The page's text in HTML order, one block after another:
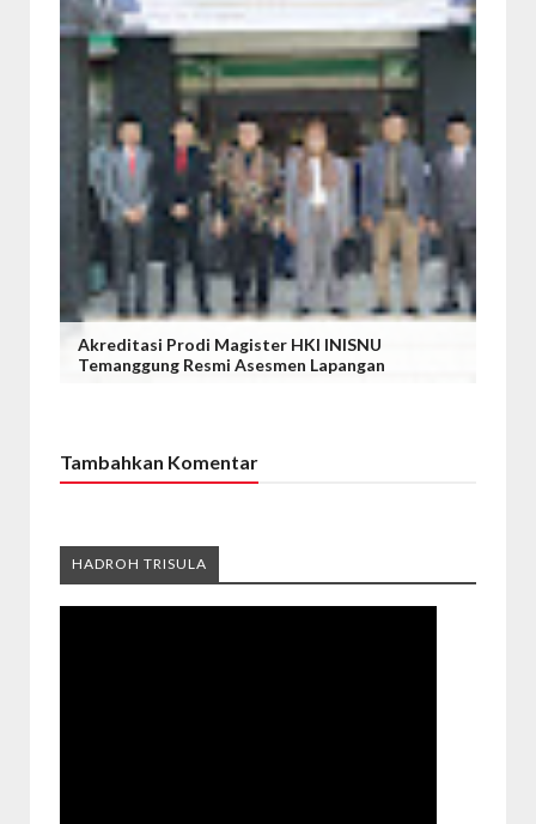
Akreditasi Prodi Magister HKI INISNU
Temanggung Resmi Asesmen Lapangan
Tambahkan Komentar
HADROH TRISULA